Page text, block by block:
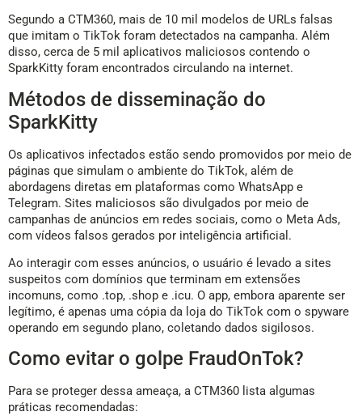
Segundo a CTM360, mais de 10 mil modelos de URLs falsas
que imitam o TikTok foram detectados na campanha. Além
disso, cerca de 5 mil aplicativos maliciosos contendo o
SparkKitty foram encontrados circulando na internet.
Métodos de disseminação do
SparkKitty
Os aplicativos infectados estão sendo promovidos por meio de
páginas que simulam o ambiente do TikTok, além de
abordagens diretas em plataformas como WhatsApp e
Telegram. Sites maliciosos são divulgados por meio de
campanhas de anúncios em redes sociais, como o Meta Ads,
com vídeos falsos gerados por inteligência artificial.
Ao interagir com esses anúncios, o usuário é levado a sites
suspeitos com domínios que terminam em extensões
incomuns, como .top, .shop e .icu. O app, embora aparente ser
legítimo, é apenas uma cópia da loja do TikTok com o spyware
operando em segundo plano, coletando dados sigilosos.
Como evitar o golpe FraudOnTok?
Para se proteger dessa ameaça, a CTM360 lista algumas
práticas recomendadas: